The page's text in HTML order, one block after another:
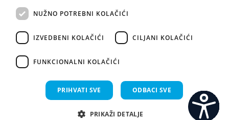
LINKOVI
Uvjeti korištenja
NUŽNO POTREBNI KOLAČIĆI
IZVEDBENI KOLAČIĆI CILJANI KOLAČIĆI
FUNKCIONALNI KOLAČIĆI
PRIHVATI SVE ODBACI SVE
PRIKAŽI DETALJE